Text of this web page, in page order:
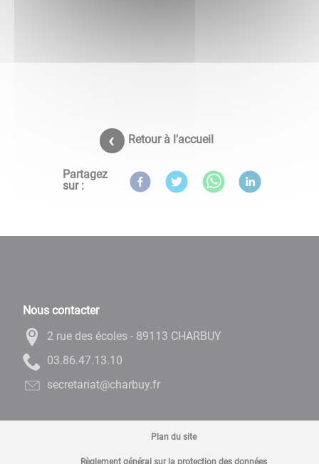
Retour à l'accueil
Partagez
sur :
Nous contacter
2 rue des écoles - 89113 CHARBUY
01.31.74.68.30
rf.yubrahc@tairaterces
Plan du site
Règlement général sur la protection des données